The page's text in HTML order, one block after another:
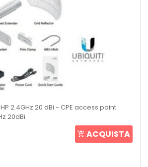
2.4GHz 20 dBi - CPE access point
20dBi
ACQUISTA